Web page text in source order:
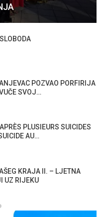
POZVAO PORFIRIJA
SVOJ…
PLUSIEURS SUICIDES
AU…
KRAJA II. – LJETNA
UZ RIJEKU